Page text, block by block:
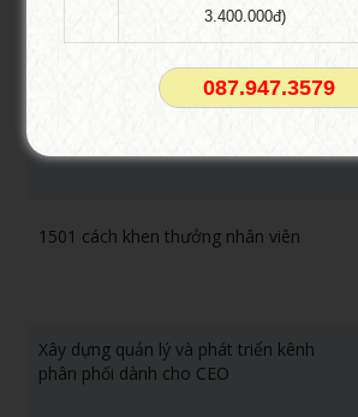
Khóa Học Đào tạo Marketing Online
1501 cách khen thưởng nhân viên
Xây dựng quản lý và phát triển kênh
phân phối dành cho CEO
3.400.000đ)
087.947.3579